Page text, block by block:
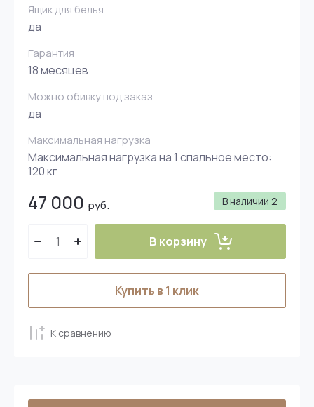
Ящик для белья
да
Гарантия
18 месяцев
Можно обивку под заказ
да
Максимальная нагрузка
Максимальная нагрузка на 1 спальное место:
120 кг
В наличии 2
47 000 руб.
В корзину
Купить в 1 клик
К сравнению